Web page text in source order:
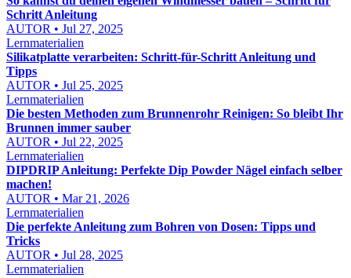
Schritt Anleitung
AUTOR • Jul 27, 2025
Lernmaterialien
Silikatplatte verarbeiten: Schritt-für-Schritt Anleitung und
Tipps
AUTOR • Jul 25, 2025
Lernmaterialien
Die besten Methoden zum Brunnenrohr Reinigen: So bleibt Ihr
Brunnen immer sauber
AUTOR • Jul 22, 2025
Lernmaterialien
DIPDRIP Anleitung: Perfekte Dip Powder Nägel einfach selber
machen!
AUTOR • Mar 21, 2026
Lernmaterialien
Die perfekte Anleitung zum Bohren von Dosen: Tipps und
Tricks
AUTOR • Jul 28, 2025
Lernmaterialien